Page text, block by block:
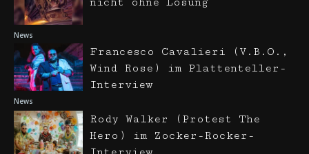
News
News
Francesco Cavalieri (V.B.O.,
Wind Rose) im Plattenteller-
Interview
Rody Walker (Protest The
Hero) im Zocker-Rocker-